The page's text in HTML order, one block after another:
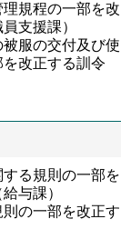
規程の一部を改
支援課）
服の交付及び使
改正する訓令
る規則の一部を
与課）
の一部を改正す